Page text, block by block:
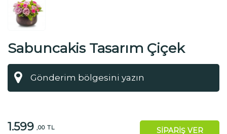
Sabuncakis Tasarım Çiçek
1.599 ,00 TL SİPARİŞ VER